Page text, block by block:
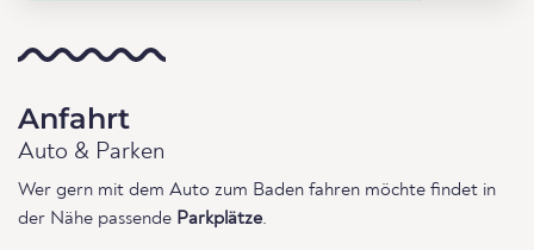
Anfahrt
Auto & Parken
Wer gern mit dem Auto zum Baden fahren möchte findet in
der Nähe passende Parkplätze.